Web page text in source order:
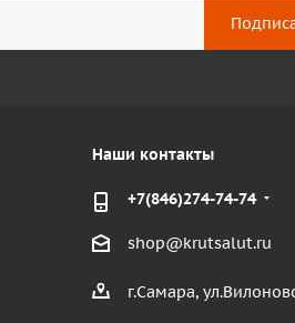
Наши контакты
+7(846)274-74-74
shop@krutsalut.ru
г.Самара,